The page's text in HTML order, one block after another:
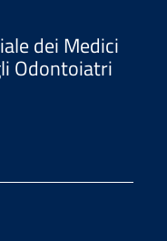
dei Medici
Odontoiatri